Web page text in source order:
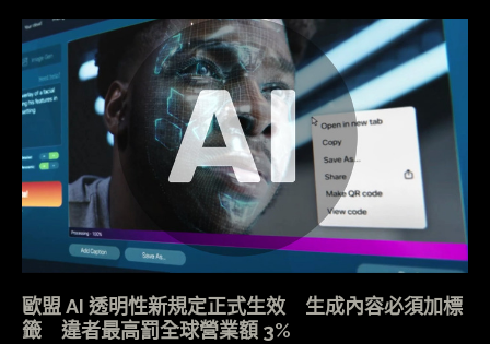
歐盟 AI 透明性新規定正式生效 生成內容必須加標
籤 違者最高罰全球營業額 3%